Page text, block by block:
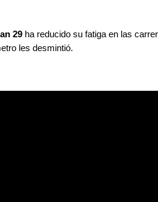
29 ha reducido su fatiga en las
les desmintió.